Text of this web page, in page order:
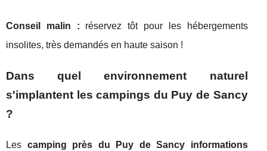
Conseil malin : réservez tôt pour les hébergements
insolites, très demandés en haute saison !
Dans quel environnement naturel
s'implantent les campings du Puy de Sancy
?
Les camping près du Puy de Sancy informations